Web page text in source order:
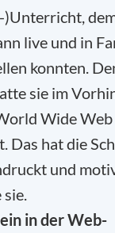
)Unterricht,
live und in
konnten.
sie im
Wide Web
Das hat die
und
in der Web-